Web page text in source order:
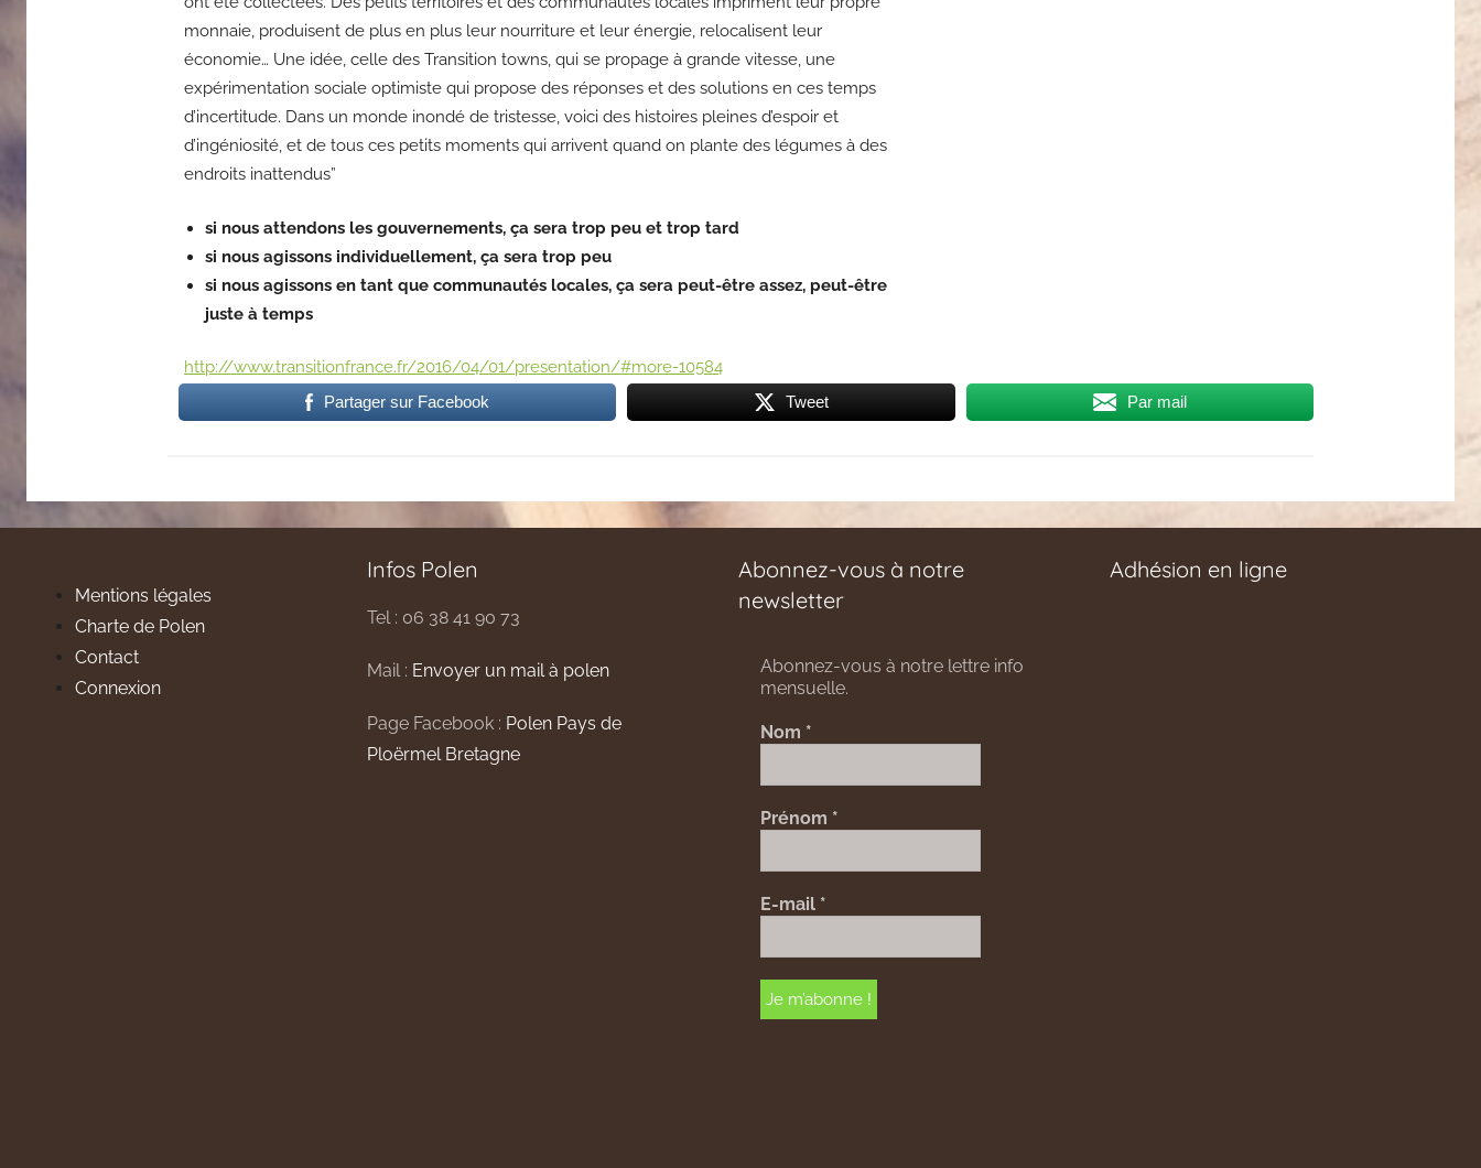
monnaie, produisent de plus en plus leur nourriture et leur énergie, relocalisent leur
économie… Une idée, celle des Transition towns, qui se propage à grande vitesse, une
expérimentation sociale optimiste qui propose des réponses et des solutions en ces temps
d’incertitude. Dans un monde inondé de tristesse, voici des histoires pleines d’espoir et
d’ingéniosité, et de tous ces petits moments qui arrivent quand on plante des légumes à des
endroits inattendus”
si nous attendons les gouvernements, ça sera trop peu et trop tard
si nous agissons individuellement, ça sera trop peu
si nous agissons en tant que communautés locales, ça sera peut-être assez, peut-être
juste à temps
http://www.transitionfrance.fr/2016/04/01/presentation/#more-10584
Partager sur Facebook Tweet Par mail
Mentions légales
Charte de Polen
Contact
Connexion
Infos Polen
Tel : 06 38 41 90 73
Mail : Envoyer un mail à polen
Page Facebook : Polen Pays de
Ploërmel Bretagne
Abonnez-vous à notre
newsletter
Abonnez-vous à notre lettre info
mensuelle.
Nom *
Prénom *
E-mail *
Adhésion en ligne